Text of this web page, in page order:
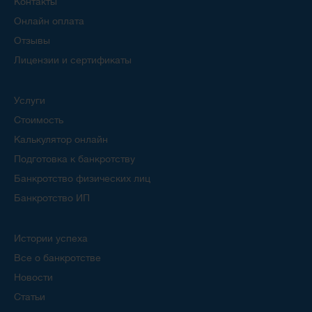
Онлайн оплата
Отзывы
Лицензии и сертификаты
Услуги
Стоимость
Калькулятор онлайн
Подготовка к банкротству
Банкротство физических лиц
Банкротство ИП
Истории успеха
Все о банкротстве
Новости
Статьи